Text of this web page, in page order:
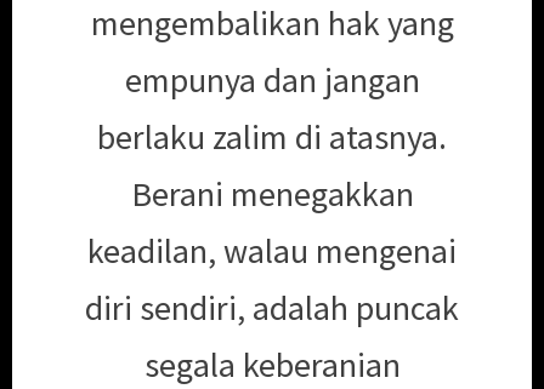
mengembalikan hak yang
empunya dan jangan
berlaku zalim di atasnya.
Berani menegakkan
keadilan, walau mengenai
diri sendiri, adalah puncak
segala keberanian